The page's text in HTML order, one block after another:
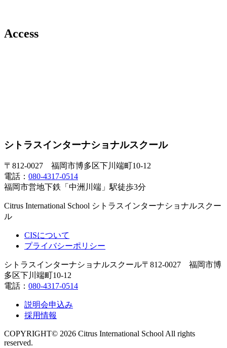
Access
シトラスインターナショナルスクール
〒812-0027 福岡市博多区下川端町10-12
電話： 080-4317-0514
福岡市営地下鉄「中洲川端」駅徒歩3分
Citrus International School シトラスインターナショナルスクー
ル
CISについて
プライバシーポリシー
シトラスインターナショナルスクール〒812-0027 福岡市博
多区下川端町10-12
電話： 080-4317-0514
説明会申込み
採用情報
COPYRIGHT© 2026 Citrus International School All rights
reserved.